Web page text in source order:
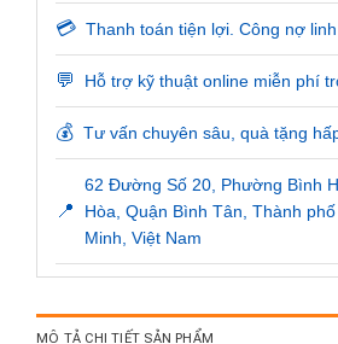
💳 Thanh toán tiện lợi. Công nợ
💬 Hỗ trợ kỹ thuật online miễn phí
💰 Tư vấn chuyên sâu, quà tặng
📍
62 Đường Số 20, Phường Bình
Hòa, Quận Bình Tân, Thành
Minh, Việt Nam
MÔ TẢ CHI TIẾT SẢN PHẨM